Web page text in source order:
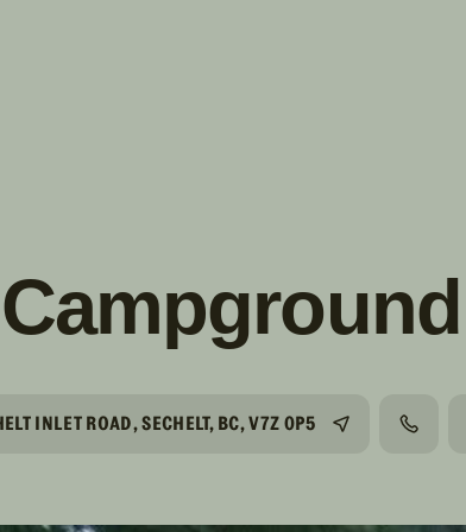
INLET ROAD, SECHELT, BC, V7Z 0P5